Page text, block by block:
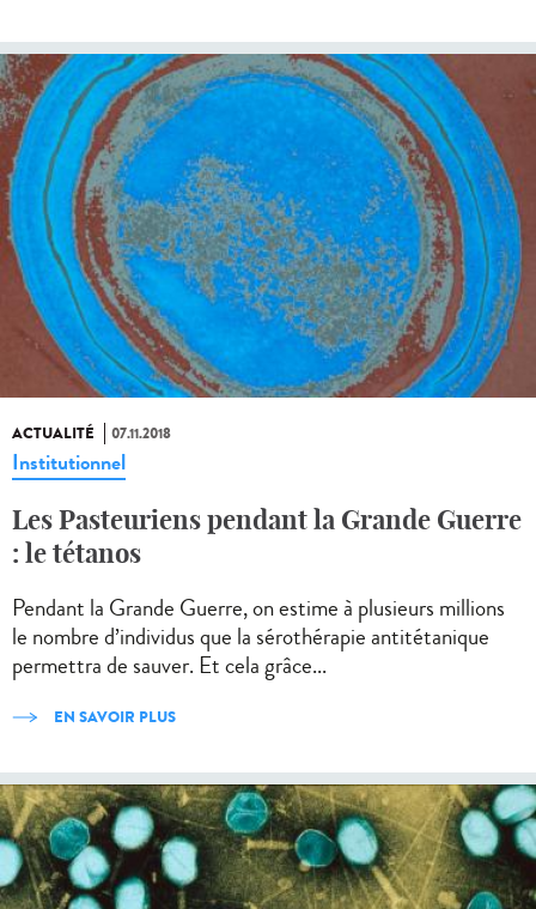
ACTUALITÉ 07.11.2018
Institutionnel
Les Pasteuriens pendant la Grande Guerre
: le tétanos
Pendant la Grande Guerre, on estime à plusieurs millions
le nombre d’individus que la sérothérapie antitétanique
permettra de sauver. Et cela grâce...
EN SAVOIR PLUS